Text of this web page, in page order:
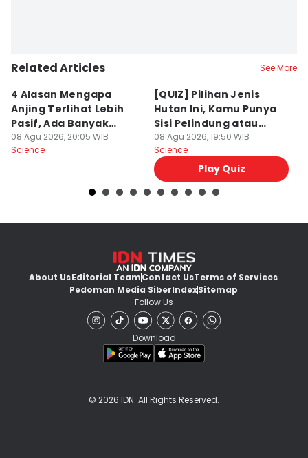
Related Articles See More
4 Alasan Mengapa
Anjing Terlihat Lebih
Pasif, Ada Banyak
Faktor!
08 Agu 2026, 20:05 WIB
Science
[QUIZ] Pilihan Jenis
Hutan Ini, Kamu Punya
Sisi Pelindung atau
Penghancur?
08 Agu 2026, 19:50 WIB
Science
Play Quiz
About UsEditorial TeamContact UsTerms of Services
Pedoman Media SiberIndexSitemap
Follow Us
Download
© 2026 IDN. All Rights Reserved.